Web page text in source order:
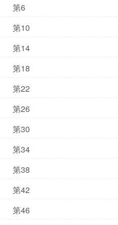
第6
第10
第14
第18
第22
第26
第30
第34
第38
第42
第46